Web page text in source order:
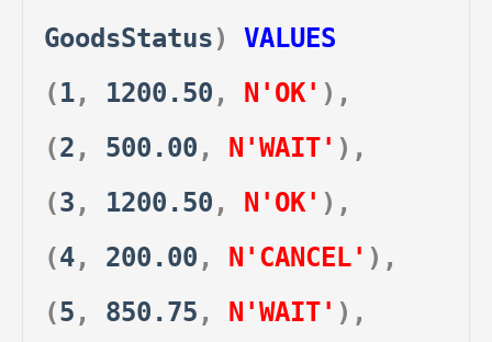
GoodsStatus)
VALUES
(1, 1200.50 , N'OK' ),
(2 , 500.00 , N'WAIT' ),
(3 , 1200.50 , N'OK' ),
(4, 200.00 , N'CANCEL' ),
(5 , 850.75 , N'WAIT' ),